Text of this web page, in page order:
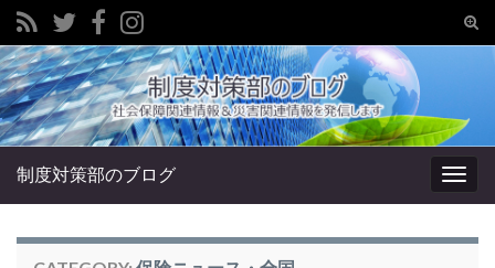
Search for:
制度対策部のブログ